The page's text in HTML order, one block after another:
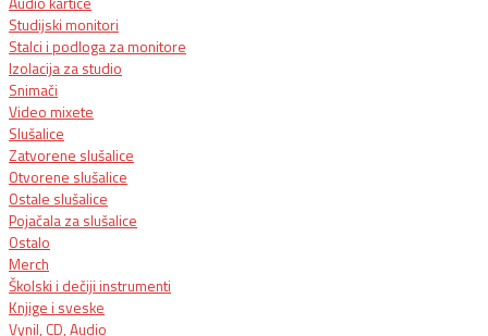
Studijski monitori
Stalci i podloga za monitore
Izolacija za studio
Snimači
Video mixete
Slušalice
Zatvorene slušalice
Otvorene slušalice
Ostale slušalice
Pojačala za slušalice
Ostalo
Merch
Školski i dečiji instrumenti
Knjige i sveske
Vynil, CD, Audio